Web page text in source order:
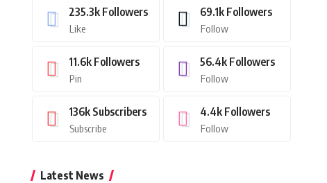
235.3k Followers
Like
69.1k Followers
Follow
11.6k Followers
Pin
56.4k Followers
Follow
136k Subscribers
Subscribe
4.4k Followers
Follow
Latest News